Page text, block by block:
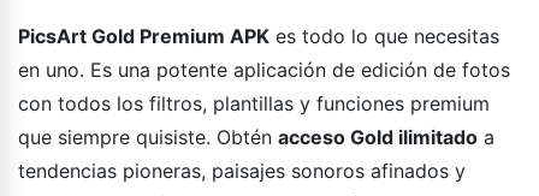
PicsArt Gold Premium APK es todo lo que necesitas
en uno. Es una potente aplicación de edición de fotos
con todos los filtros, plantillas y funciones premium
que siempre quisiste. Obtén acceso Gold ilimitado a
tendencias pioneras, paisajes sonoros afinados y